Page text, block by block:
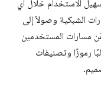
الاستخدام خلال أي
الشبكية وصولاً إلى
مسارات المستخدمين
رموزًا وتصنيفات